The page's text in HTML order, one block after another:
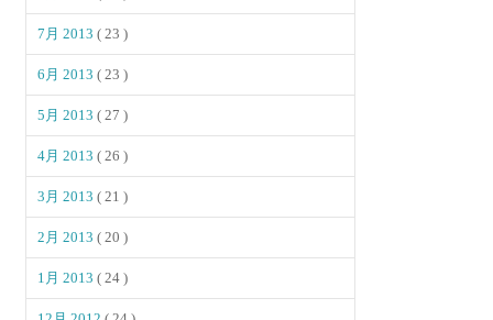
7月 2013( 23 )
6月 2013( 23 )
5月 2013( 27 )
4月 2013( 26 )
3月 2013( 21 )
2月 2013( 20 )
1月 2013( 24 )